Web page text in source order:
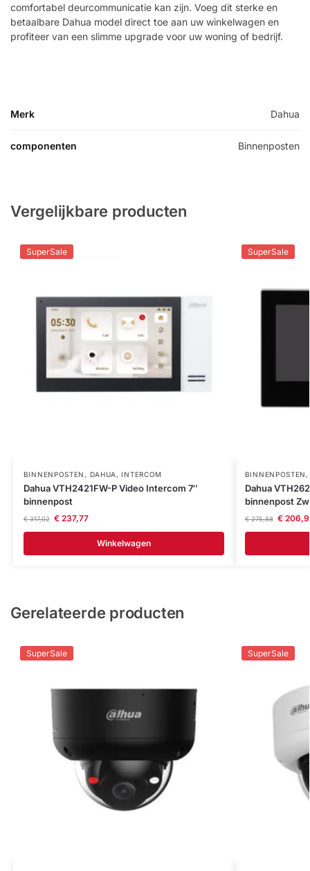
comfortabel deurcommunicatie kan zijn. Voeg dit sterke en
betaalbare Dahua model direct toe aan uw winkelwagen en
profiteer van een slimme upgrade voor uw woning of bedrijf.
Merk Dahua
componenten Binnenposten
Vergelijkbare producten
SuperSale
BINNENPOSTEN , DAHUA ,INTERCOM
Dahua VTH2421FW-P Video Intercom 7″
binnenpost
€317,02 €237,77
Winkelwagen
SuperSale
BINNENPOSTEN
Dahua
binnenpost
€275,88 €
Gerelateerde producten
SuperSale SuperSale